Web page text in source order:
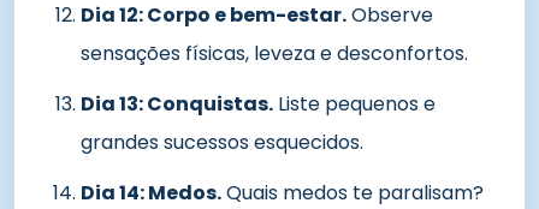
Dia 12: Corpo e bem-estar.Observe
sensações físicas, leveza e desconfortos.
Dia 13: Conquistas. Liste pequenos e
grandes sucessos esquecidos.
Dia 14: Medos.Quais medos te paralisam?